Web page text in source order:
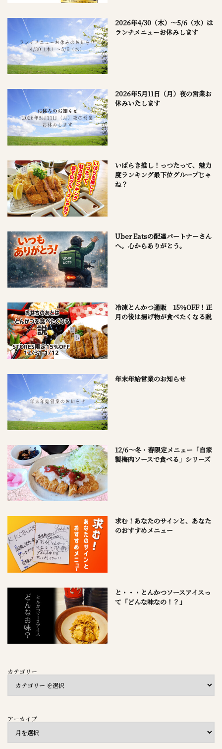
2026年4/30（木）～5/6（水）は
ランチメニューお休みします
2026年5月11日（月）夜の営業お
休みいたします
いばらき推し！っつたって、魅力
度ランキング最下位グループじゃ
ね？
Uber Eatsの配達パートナーさん
へ。心からありがとう。
冷凍とんかつ通販 15％OFF！正
月の後は揚げ物が食べたくなる説
年末年始営業のお知らせ
12/6～冬・春限定メニュー「自家
製梅肉ソースで食べる」シリーズ
求む！あなたのサインと、あなた
のおすすめメニュー
と・・・とんかつソースアイスっ
て「どんな味なの！？」
カテゴリー
アーカイブ